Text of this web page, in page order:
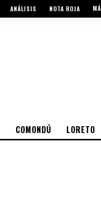
ANÁLISIS NOTA ROJA
COMONDÚ LORETO